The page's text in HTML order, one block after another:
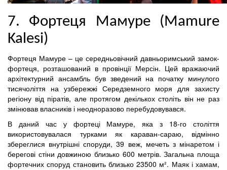
7. Фортеця Мамуре (Mamure
Kalesi)
Фортеця Мамуре – це середньовічний давньоримський замок-
фортеця, розташований в провінції Мерсін. Цей вражаючий
архітектурний ансамбль був зведений на початку минулого
тисячоліття на узбережжі Середземного моря для захисту
регіону від піратів, але протягом декількох століть він не раз
змінював власників і неодноразово перебудовувався.
В даний час у фортеці Мамуре, яка з 18-го століття
використовувалася турками як караван-сараю, відмінно
збереглися внутрішні споруди, 39 веж, мечеть з мінаретом і
берегові стіни довжиною близько 600 метрів. Загальна площа
фортечних споруд становить близько 23500 м². Маяк і хамам,